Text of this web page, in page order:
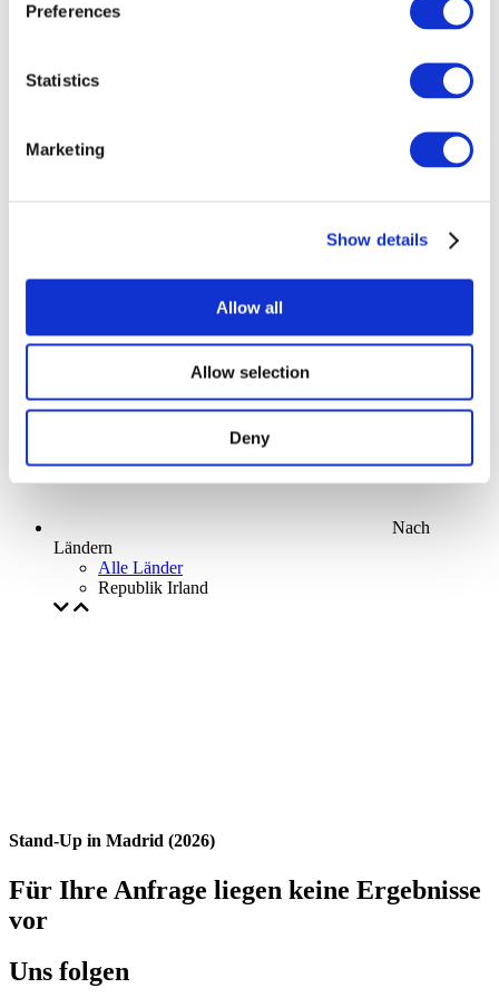
Preferences
Statistics
Marketing
Show details
Allow all
Allow selection
Deny
Ohne Subgenre
Anwenden
Nach
Ländern
Alle Länder
Republik Irland
Stand-Up in Madrid (2026)
Für Ihre Anfrage liegen keine Ergebnisse
vor
Uns folgen